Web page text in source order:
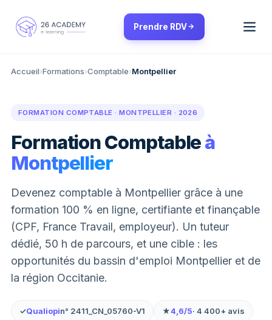
Prendre RDV
Accueil›Formations›Comptable›Montpellier
FORMATION COMPTABLE · MONTPELLIER · 2026
Formation Comptableà
Montpellier
Devenez comptable à Montpellier grâce à une
formation 100 % en ligne, certifiante et finançable
(CPF, France Travail, employeur). Un tuteur
dédié, 50 h de parcours, et une cible : les
opportunités du bassin d'emploi Montpellier et de
la région Occitanie.
✓Qualiopin° 2411_CN_05760-V1 ★4,6/5· 4 400+ avis